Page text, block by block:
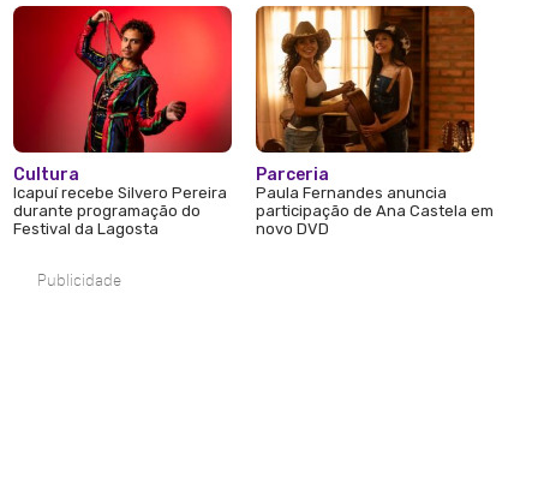
Cultura
Icapuí recebe Silvero Pereira
durante programação do
Festival da Lagosta
Parceria
Paula Fernandes anuncia
participação de Ana Castela em
novo DVD
Publicidade